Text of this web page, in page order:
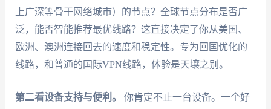
上广深等骨干网络城市）的节点？全球节点分布是否广
泛，能否智能推荐最优线路？这直接决定了你从美国、
欧洲、澳洲连接回去的速度和稳定性。专为回国优化的
线路，和普通的国际VPN线路，体验是天壤之别。
第二看设备支持与便利。
你肯定不止一台设备。一个好